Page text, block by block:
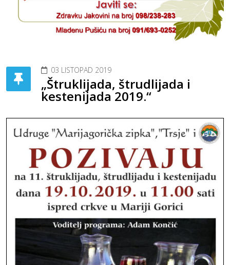
03 LISTOPAD 2019
„Štruklijada, štrudlijada i
kestenijada 2019.“